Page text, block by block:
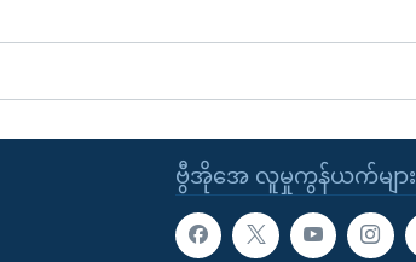
ဗွီအိုအေ လူမှုကွန်ယက်များ